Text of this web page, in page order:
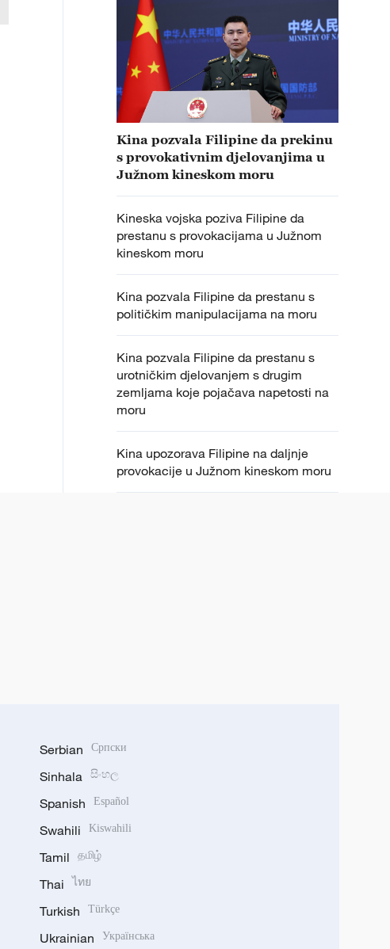
Kina pozvala Filipine da prekinu
s provokativnim djelovanjima u
Južnom kineskom moru
Kineska vojska poziva Filipine da
prestanu s provokacijama u Južnom
kineskom moru
Kina pozvala Filipine da prestanu s
političkim manipulacijama na moru
Kina pozvala Filipine da prestanu s
urotničkim djelovanjem s drugim
zemljama koje pojačava napetosti na
moru
Kina upozorava Filipine na daljnje
provokacije u Južnom kineskom moru
Serbian Српски
Sinhala සිංහල
Spanish Español
Swahili Kiswahili
Tamil தமிழ்
Thai ไทย
Turkish Türkçe
Ukrainian Українська